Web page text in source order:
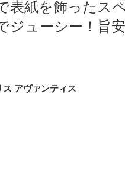
表紙を飾ったス
ジューシー！旨
アヴァンティス